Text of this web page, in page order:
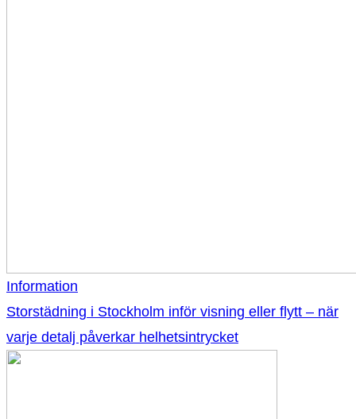
Information
Storstädning i Stockholm inför visning eller flytt – när
varje detalj påverkar helhetsintrycket